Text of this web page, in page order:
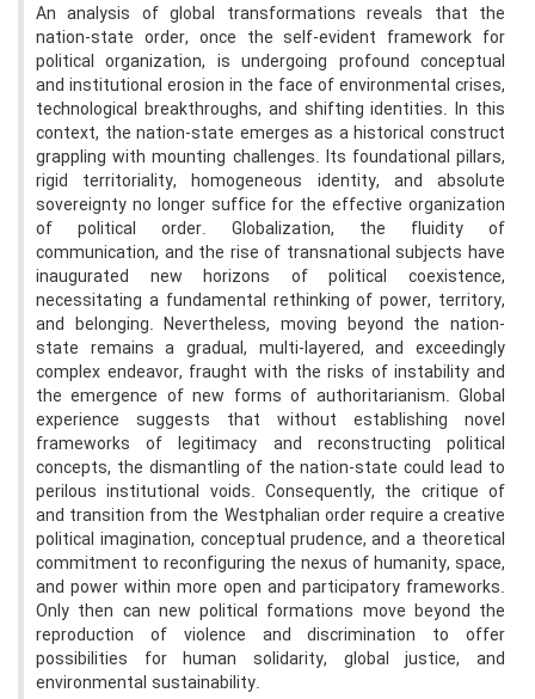
An analysis of global transformations reveals that the
nation-state order, once the self-evident framework for
political organization, is undergoing profound conceptual
and institutional erosion in the face of environmental crises,
technological breakthroughs, and shifting identities. In this
context, the nation-state emerges as a historical construct
grappling with mounting challenges. Its foundational pillars,
rigid territoriality, homogeneous identity, and absolute
sovereignty no longer suffice for the effective organization
of political order. Globalization, the fluidity of
communication, and the rise of transnational subjects have
inaugurated new horizons of political coexistence,
necessitating a fundamental rethinking of power, territory,
and belonging. Nevertheless, moving beyond the nation-
state remains a gradual, multi-layered, and exceedingly
complex endeavor, fraught with the risks of instability and
the emergence of new forms of authoritarianism. Global
experience suggests that without establishing novel
frameworks of legitimacy and reconstructing political
concepts, the dismantling of the nation-state could lead to
perilous institutional voids. Consequently, the critique of
and transition from the Westphalian order require a creative
political imagination, conceptual prudence, and a theoretical
commitment to reconfiguring the nexus of humanity, space,
and power within more open and participatory frameworks.
Only then can new political formations move beyond the
reproduction of violence and discrimination to offer
possibilities for human solidarity, global justice, and
environmental sustainability.